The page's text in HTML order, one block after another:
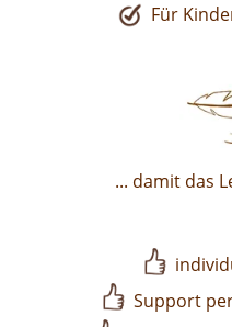
Für
... damit das
Support